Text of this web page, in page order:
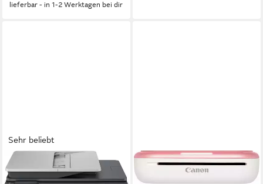
lieferbar - in 1-2 Werktagen bei dir
Sehr beliebt
OfficeJet Pro 8122e
CANON
Zoemini 2 Fotodrucker